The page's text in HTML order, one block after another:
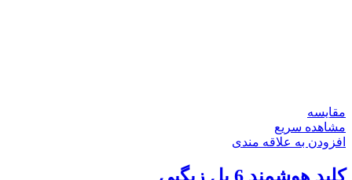
مقایسه
مشاهده سریع
افزودن به علاقه مندی